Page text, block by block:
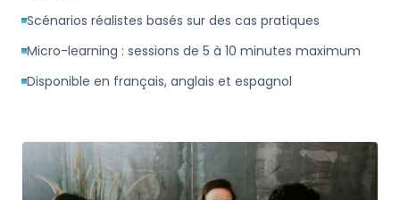
Scénarios réalistes basés sur des cas pratiques
Micro-learning : sessions de 5 à 10 minutes maximum
Disponible en français, anglais et espagnol